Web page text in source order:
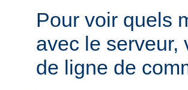
Pour voir quels
avec le serveur,
de ligne de